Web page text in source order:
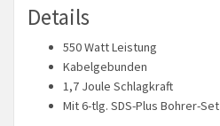
Details
550 Watt Leistung
Kabelgebunden
1,7 Joule Schlagkraft
Mit 6-tlg. SDS-Plus Bohrer-Set